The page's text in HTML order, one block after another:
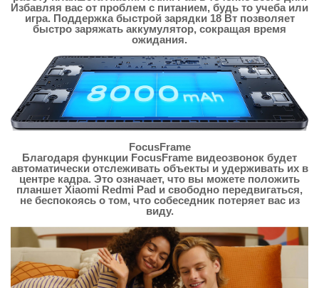
Избавляя вас от проблем с питанием, будь то учеба или
игра. Поддержка быстрой зарядки 18 Вт позволяет
быстро заряжать аккумулятор, сокращая время
ожидания.
FocusFrame
Благодаря функции FocusFrame видеозвонок будет
автоматически отслеживать объекты и удерживать их в
центре кадра. Это означает, что вы можете положить
планшет Xiaomi Redmi Pad и свободно передвигаться,
не беспокоясь о том, что собеседник потеряет вас из
виду.